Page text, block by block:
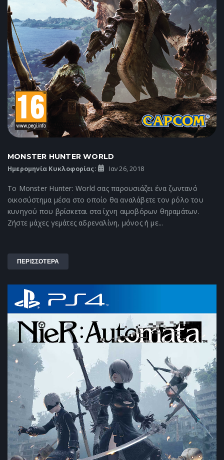
MONSTER HUNTER WORLD
Ημερομηνία Κυκλοφορίας: Ιαν 26, 2018
Το Monster Hunter: World σας παρουσιάζει ένα ζωντανό
οικοσύστημα μέσα στο οποίο θα αναλάβετε τον ρόλο του
κυνηγού που βρίσκεται στα ίχνη αιμοβόρων θηραμάτων.
Ζήστε μάχες γεμάτες αδρεναλίνη, μόνος ή με...
ΠΕΡΙΣΣΟΤΕΡΑ